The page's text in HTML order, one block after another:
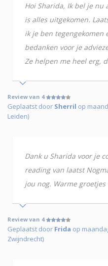
Hoi Sharida, Ik bel je nu
is alles uitgekomen.
ik je ben tegengekomen
bedanken voor je
Ze helpen me heel erg,
Review van 4
Geplaatst door Sherril op
Leiden)
Dank u Sharida voor je
reading van laatst
jou nog. Warme groetjes
Review van 4
Geplaatst door Frida op
Zwijndrecht)